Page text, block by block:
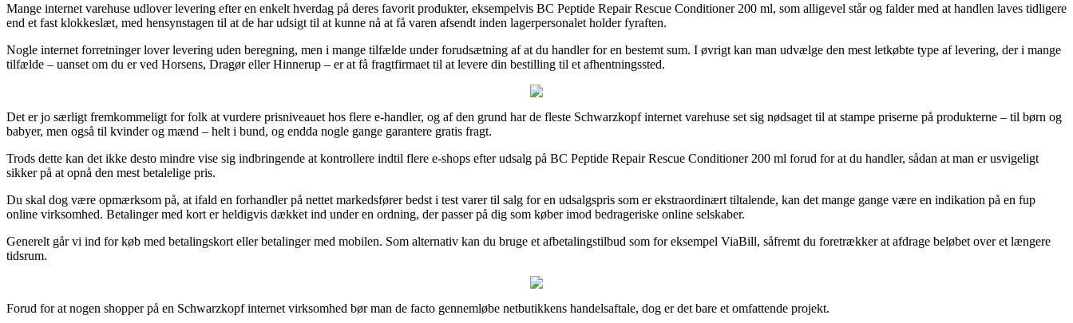
Mange internet varehuse udlover levering efter en enkelt hverdag på deres favorit produkter, eksempelvis BC Peptide Repair Rescue Conditioner 200 ml, som alligevel står og falder med at handlen laves tidligere
end et fast klokkeslæt, med hensynstagen til at de har udsigt til at kunne nå at få varen afsendt inden lagerpersonalet holder fyraften.
Nogle internet forretninger lover levering uden beregning, men i mange tilfælde under forudsætning af at du handler for en bestemt sum. I øvrigt kan man udvælge den mest letkøbte type af levering, der i mange
tilfælde – uanset om du er ved Horsens, Dragør eller Hinnerup – er at få fragtfirmaet til at levere din bestilling til et afhentningssted.
Det er jo særligt fremkommeligt for folk at vurdere prisniveauet hos flere e-handler, og af den grund har de fleste Schwarzkopf internet varehuse set sig nødsaget til at stampe priserne på produkterne – til børn og
babyer, men også til kvinder og mænd – helt i bund, og endda nogle gange garantere gratis fragt.
Trods dette kan det ikke desto mindre vise sig indbringende at kontrollere indtil flere e-shops efter udsalg på BC Peptide Repair Rescue Conditioner 200 ml forud for at du handler, sådan at man er usvigeligt
sikker på at opnå den mest betalelige pris.
Du skal dog være opmærksom på, at ifald en forhandler på nettet markedsfører bedst i test varer til salg for en udsalgspris som er ekstraordinært tiltalende, kan det mange gange være en indikation på en fup
online virksomhed. Betalinger med kort er heldigvis dækket ind under en ordning, der passer på dig som køber imod bedrageriske online selskaber.
Generelt går vi ind for køb med betalingskort eller betalinger med mobilen. Som alternativ kan du bruge et afbetalingstilbud som for eksempel ViaBill, såfremt du foretrækker at afdrage beløbet over et længere
tidsrum.
Forud for at nogen shopper på en Schwarzkopf internet virksomhed bør man de facto gennemløbe netbutikkens handelsaftale, dog er det bare et omfattende projekt.